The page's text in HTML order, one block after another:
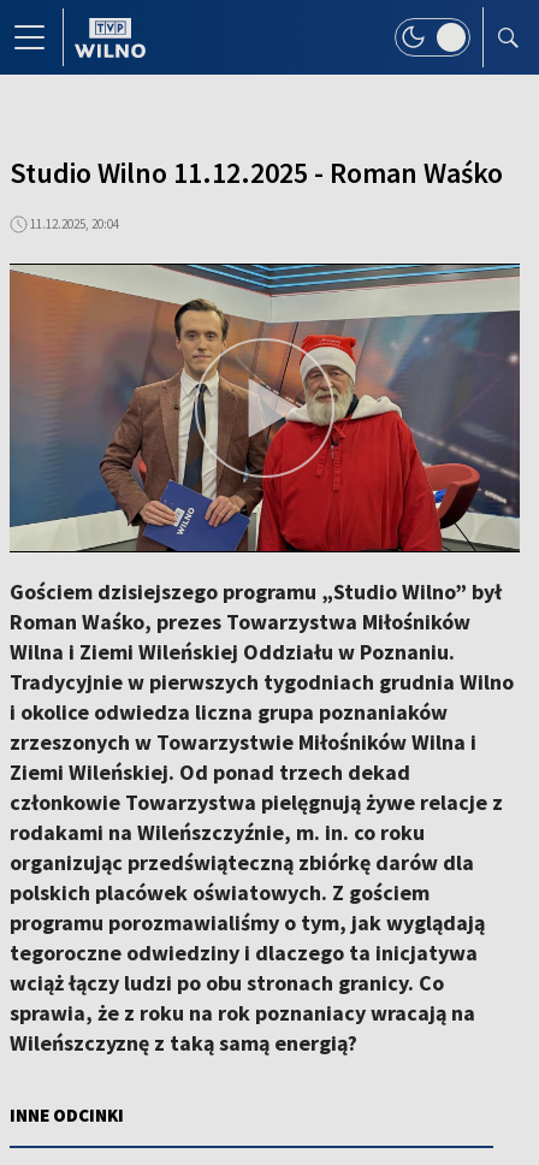
Studio Wilno 11.12.2025 - Roman Waśko
11.12.2025, 20:04
Gościem dzisiejszego programu „Studio Wilno” był
Roman Waśko, prezes Towarzystwa Miłośników
Wilna i Ziemi Wileńskiej Oddziału w Poznaniu.
Tradycyjnie w pierwszych tygodniach grudnia Wilno
i okolice odwiedza liczna grupa poznaniaków
zrzeszonych w Towarzystwie Miłośników Wilna i
Ziemi Wileńskiej. Od ponad trzech dekad
członkowie Towarzystwa pielęgnują żywe relacje z
rodakami na Wileńszczyźnie, m. in. co roku
organizując przedświąteczną zbiórkę darów dla
polskich placówek oświatowych. Z gościem
programu porozmawialiśmy o tym, jak wyglądają
tegoroczne odwiedziny i dlaczego ta inicjatywa
wciąż łączy ludzi po obu stronach granicy. Co
sprawia, że z roku na rok poznaniacy wracają na
Wileńszczyznę z taką samą energią?
INNE ODCINKI